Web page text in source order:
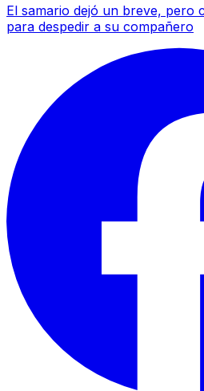
El samario dejó un breve, pero
para despedir a su compañero